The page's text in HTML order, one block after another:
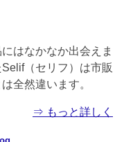
はなかなか出会えま
（セリフ）は市販
全然違います。
⇒ もっと詳しく